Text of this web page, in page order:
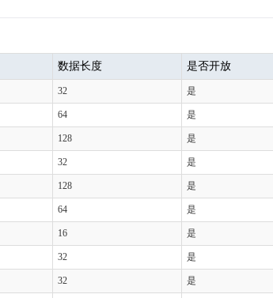
数据长度 是否开放
32 是
64 是
128 是
32 是
128 是
64 是
16 是
32 是
32 是